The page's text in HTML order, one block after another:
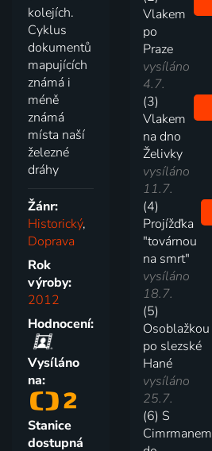
kolejích.
Cyklus
dokumentů
mapujících
známá i
méně
známá
místa naší
železné
dráhy
Žánr:
Historický,
Doprava
Rok
výroby:
2012
Hodnocení:
Vysíláno
na:
Stanice
dostupná
Vlakem
po
Praze
vysíláno
4.7.
(3)
Vlakem
na dno
Želivky
vysíláno
11.7.
(4)
Projížďka
"továrnou
na smrt"
vysíláno
18.7.
(5)
Osoblažkou
po slezské
Hané
vysíláno
25.7.
(6) S
Cimrmanem